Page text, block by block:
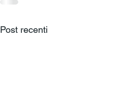
Post recenti